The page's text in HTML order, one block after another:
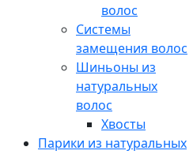
волос
Системы
замещения волос
Шиньоны из
натуральных
волос
Хвосты
Парики из натуральных